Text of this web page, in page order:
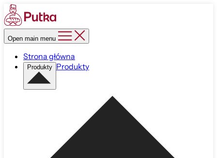
Open main menu
Strona główna
Produkty Produkty